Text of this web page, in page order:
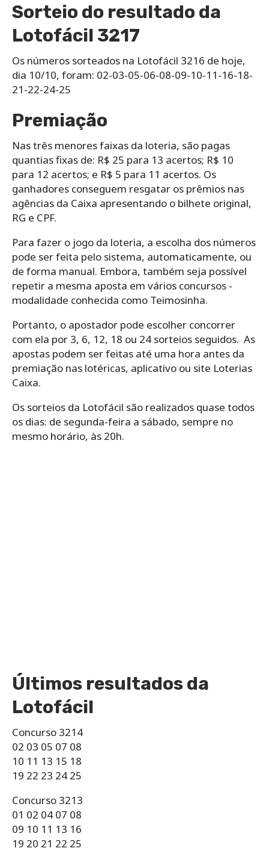
Sorteio do resultado da
Lotofácil 3217
Os números sorteados na Lotofácil 3216 de hoje,
dia 10/10, foram: 02-03-05-06-08-09-10-11-16-18-
21-22-24-25
Premiação
Nas três menores faixas da loteria, são pagas
quantias fixas de: R$ 25 para 13 acertos; R$ 10
para 12 acertos; e R$ 5 para 11 acertos. Os
ganhadores conseguem resgatar os prêmios nas
agências da Caixa apresentando o bilhete original,
RG e CPF.
Para‌ ‌fazer‌ ‌o‌ ‌jogo da loteria,‌ ‌a‌ ‌escolha‌ ‌dos‌ ‌números‌
‌pode‌ ‌ser‌ ‌feita‌ ‌pelo‌ ‌sistema,‌ ‌automaticamente,‌ ‌ou‌
‌de‌ ‌forma‌ ‌manual.‌ Embora, ‌também‌ ‌seja‌ ‌possível‌
‌repetir‌ ‌a‌ ‌mesma‌ ‌aposta‌ ‌em‌ ‌vários‌ ‌concursos -‌
‌modalidade‌ ‌conhecida‌ ‌como‌ ‌Teimosinha.‌ ‌
Portanto, o ‌apostador‌ ‌pode‌ ‌escolher‌ ‌concorrer‌
‌com‌ ‌ela‌ ‌por‌ ‌3,‌ ‌6,‌ ‌12,‌ ‌18‌ ‌ou‌ ‌24‌ ‌sorteios seguidos.‌ ‌ As
apostas podem ser feitas até uma hora antes da
premiação nas lotéricas, aplicativo ou site Loterias
Caixa.
Os‌ ‌sorteios‌ ‌da‌ ‌Lotofácil‌ ‌são‌ ‌realizados‌ ‌quase‌ ‌todos‌
‌os‌ ‌dias: de‌ ‌segunda-feira‌ ‌a‌ ‌sábado,‌ ‌sempre‌ ‌no‌
‌mesmo‌ ‌horário,‌ ‌às‌ ‌20h.
Últimos resultados da
Lotofácil
Concurso 3214
02 03 05 07 08
10 11 13 15 18
19 22 23 24 25
Concurso 3213
01 02 04 07 08
09 10 11 13 16
19 20 21 22 25